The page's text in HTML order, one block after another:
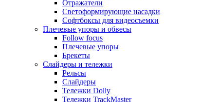
Отражатели
Светоформирующие насадки
Софтбоксы для видеосъемки
Плечевые упоры и обвесы
Follow focus
Плечевые упоры
Брекеты
Слайдеры и тележки
Рельсы
Слайдеры
Тележки Dolly
Тележки TrackMaster